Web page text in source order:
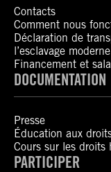
Contacts
Comment nous
Déclaration de
l’esclavage moderne
Financement et
DOCUMENTATION
Presse
Éducation aux
Cours sur les droits
PARTICIPER